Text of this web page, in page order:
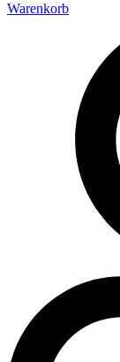
Warenkorb